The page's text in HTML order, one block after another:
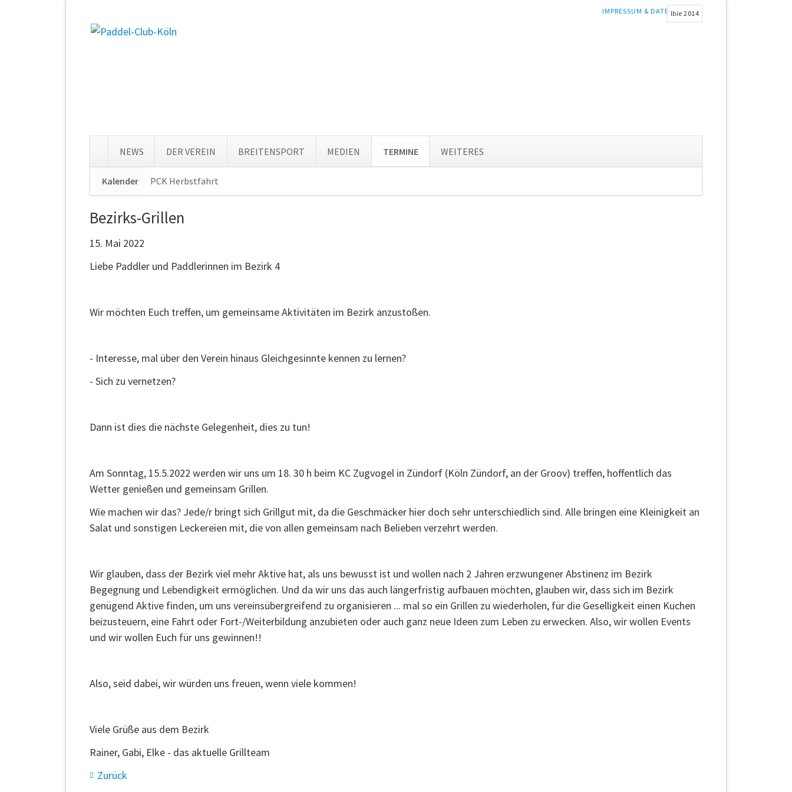
NAVIGATION
IMPRESSUM & DATENSCHUTZ
Ibie 2014
überspringen
NEWS DER VEREIN BREITENSPORT MEDIEN TERMINE WEITERES
überspringen
Kalender PCK Herbstfahrt
Bezirks-Grillen
15. Mai 2022
Liebe Paddler und Paddlerinnen im Bezirk 4
Wir möchten Euch treffen, um gemeinsame Aktivitäten im Bezirk anzustoßen.
- Interesse, mal über den Verein hinaus Gleichgesinnte kennen zu lernen?
- Sich zu vernetzen?
Dann ist dies die nächste Gelegenheit, dies zu tun!
Am Sonntag, 15.5.2022 werden wir uns um 18. 30 h beim KC Zugvogel in Zündorf (Köln Zündorf, an der Groov) treffen, hoffentlich das
Wetter genießen und gemeinsam Grillen.
Wie machen wir das? Jede/r bringt sich Grillgut mit, da die Geschmäcker hier doch sehr unterschiedlich sind. Alle bringen eine Kleinigkeit an
Salat und sonstigen Leckereien mit, die von allen gemeinsam nach Belieben verzehrt werden.
Wir glauben, dass der Bezirk viel mehr Aktive hat, als uns bewusst ist und wollen nach 2 Jahren erzwungener Abstinenz im Bezirk
Begegnung und Lebendigkeit ermöglichen. Und da wir uns das auch längerfristig aufbauen möchten, glauben wir, dass sich im Bezirk
genügend Aktive finden, um uns vereinsübergreifend zu organisieren ... mal so ein Grillen zu wiederholen, für die Geselligkeit einen Kuchen
beizusteuern, eine Fahrt oder Fort-/Weiterbildung anzubieten oder auch ganz neue Ideen zum Leben zu erwecken. Also, wir wollen Events
und wir wollen Euch für uns gewinnen!!
Also, seid dabei, wir würden uns freuen, wenn viele kommen!
Viele Grüße aus dem Bezirk
Rainer, Gabi, Elke - das aktuelle Grillteam
Zurück